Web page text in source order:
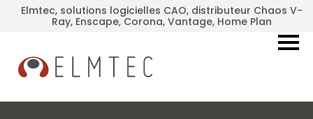
Elmtec, solutions logicielles CAO, distributeur Chaos V-
Ray, Enscape, Corona, Vantage, Home Plan